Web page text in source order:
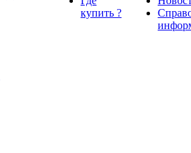
купить ?